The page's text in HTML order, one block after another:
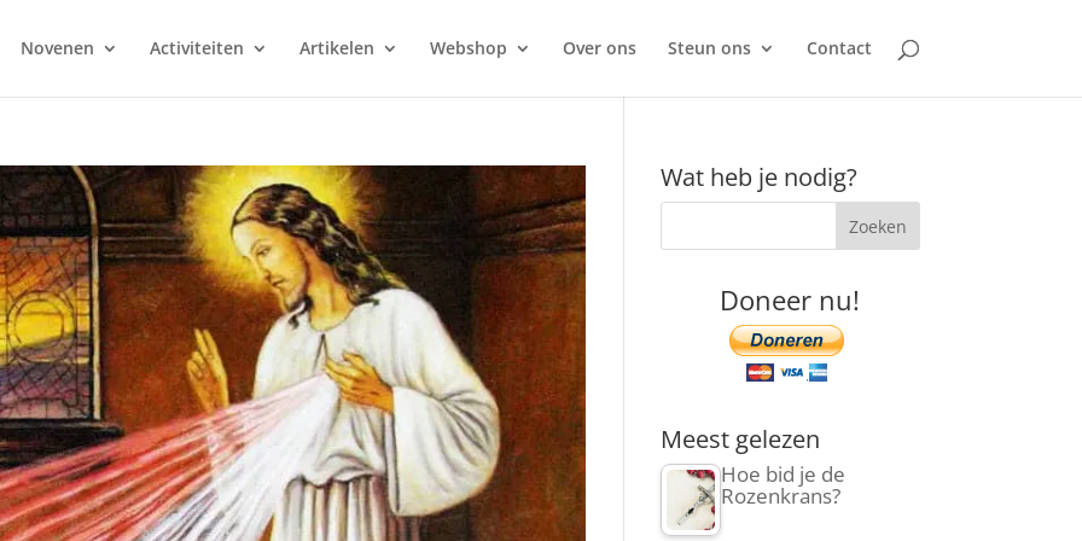
Novenen Activiteiten Artikelen Webshop Over ons Steun ons Contact
Wat heb je nodig?
Doneer nu!
Meest gelezen
Hoe bid je de
Rozenkrans?